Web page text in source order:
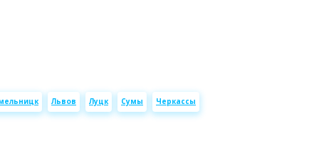
Львов Луцк Сумы Черкассы